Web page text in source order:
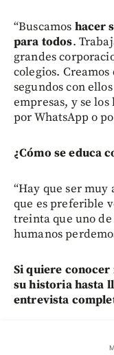
“Buscamos hacer
para todos.
grandes
colegios.
segundos con
empresas, y se
por WhatsApp o
¿Cómo se educa
“Hay que ser muy
que es preferible
treinta que uno de
humanos
Si quiere conocer
su historia hasta
entrevista